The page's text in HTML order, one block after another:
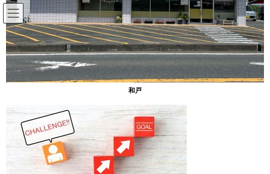
コ
ン
テ
ン
ツ
へ
ス
ナ
ビ
ゲ
ー
シ
ョ
ン
その他
2021年8月30日
その他
秋のよそおい
和戸